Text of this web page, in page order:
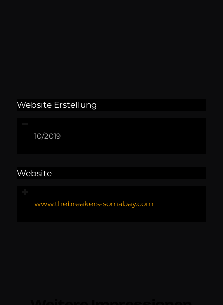
Website Erstellung
10/2019
Website
www.thebreakers-somabay.com